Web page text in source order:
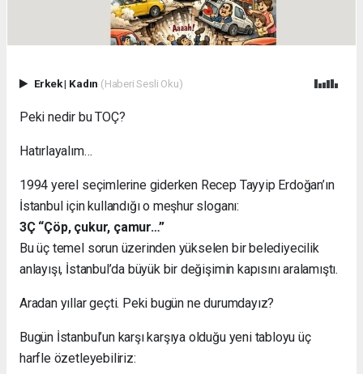
Erkek| Kadın (Haberi Sesli Oku)
Peki nedir bu TOÇ?
Hatırlayalım…
1994 yerel seçimlerine giderken Recep Tayyip Erdoğan’ın
İstanbul için kullandığı o meşhur sloganı:
3Ç “Çöp, çukur, çamur…”
Bu üç temel sorun üzerinden yükselen bir belediyecilik
anlayışı, İstanbul’da büyük bir değişimin kapısını aralamıştı.
Aradan yıllar geçti. Peki bugün ne durumdayız?
Bugün İstanbul’un karşı karşıya olduğu yeni tabloyu üç
harfle özetleyebiliriz: